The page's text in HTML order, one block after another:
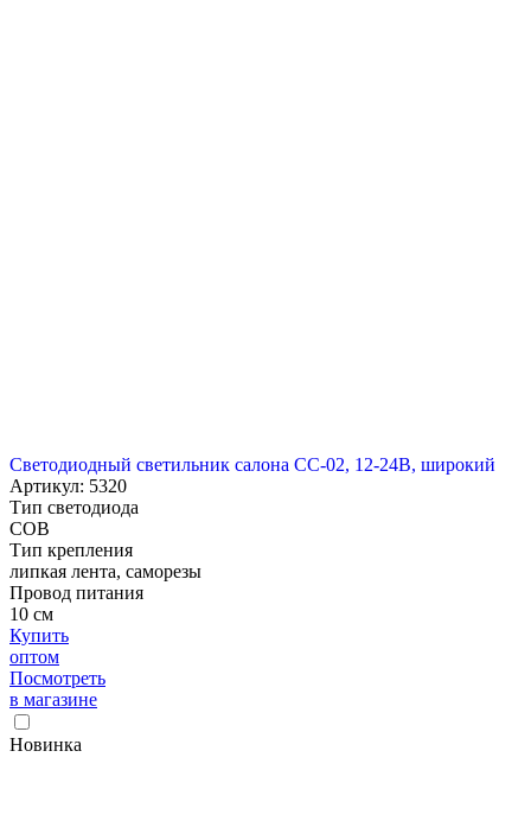
Светодиодный светильник салона СС-02, 12-24В, широкий
Артикул: 5320
Тип светодиода
COB
Тип крепления
липкая лента, саморезы
Провод питания
10 см
Купить
оптом
Посмотреть
в магазине
Новинка